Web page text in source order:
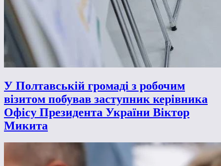
У Полтавській громаді з робочим
візитом побував заступник керівника
Офісу Президента України Віктор
Микита